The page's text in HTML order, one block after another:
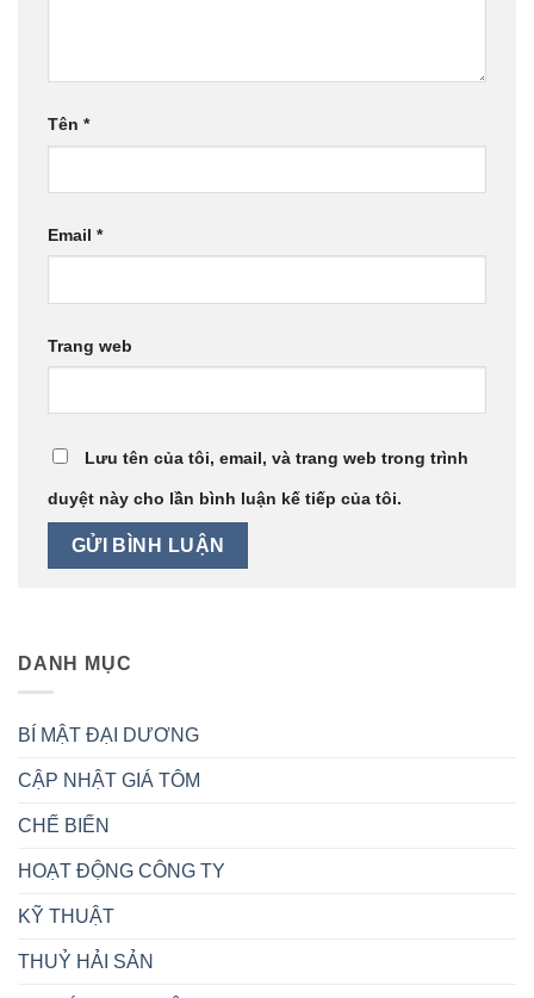
Tên *
Email *
Trang web
Lưu tên của tôi, email, và trang web trong trình
duyệt này cho lần bình luận kế tiếp của tôi.
DANH MỤC
BÍ MẬT ĐẠI DƯƠNG
CẬP NHẬT GIÁ TÔM
CHẾ BIẾN
HOẠT ĐỘNG CÔNG TY
KỸ THUẬT
THUỶ HẢI SẢN